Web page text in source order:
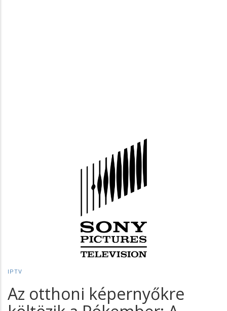
IPTV
Az otthoni képernyőkre